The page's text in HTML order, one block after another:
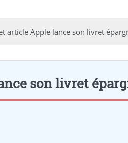
article Apple lance son livret
son livret